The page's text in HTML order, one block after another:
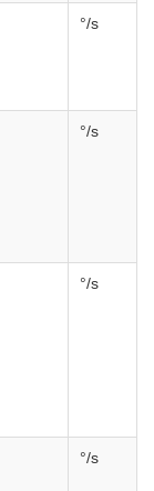
°/s
°/s
°/s
°/s